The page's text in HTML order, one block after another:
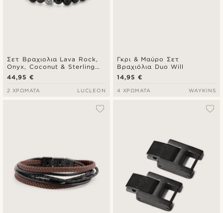
Σετ Βραχιολια Lava Rock,
Onyx, Coconut & Sterling
Silver
44,95 €
2 ΧΡΏΜΑΤΑ LUCLEON
Γκρι & Μαύρο Σετ
Βραχιόλια Duo Will
14,95 €
4 ΧΡΏΜΑΤΑ WAYKINS